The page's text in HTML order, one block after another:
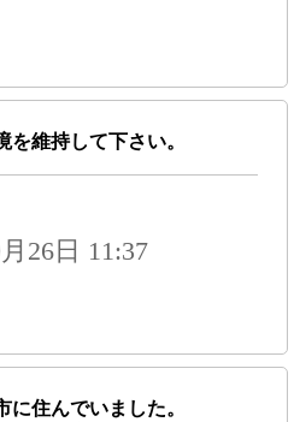
を維持して下さい。
26日 11:37
に住んでいました。